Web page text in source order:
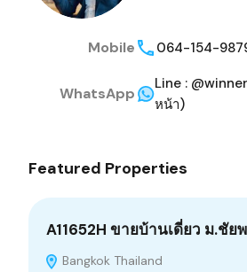
Mobile 064-154-
WhatsApp
Line :
หน้า)
Featured Properties
A11652H ขายบ้านเดี่ยว ม.ชั
Bangkok Thailand